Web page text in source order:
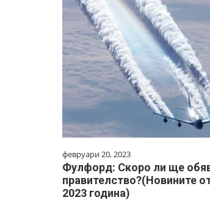
февруари 20, 2023
Фулфорд: Скоро ли ще
правителство?(Новините
2023 година)